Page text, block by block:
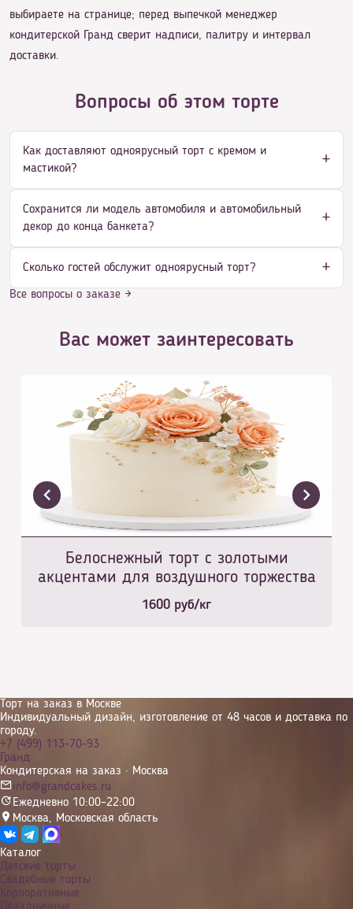
выбираете на странице; перед выпечкой менеджер
кондитерской Гранд сверит надписи, палитру и интервал
доставки.
Вопросы об этом торте
Как доставляют одноярусный торт с кремом и
мастикой?
Сохранится ли модель автомобиля и автомобильный
декор до конца банкета?
Сколько гостей обслужит одноярусный торт?
Все вопросы о заказе →
Вас может заинтересовать
Белоснежный торт с золотыми
акцентами для воздушного торжества
1600 руб/кг
Торт на заказ в Москве
Индивидуальный дизайн, изготовление от 48 часов и доставка по
городу.
+7 (499) 113-70-93
Гранд
Кондитерская на заказ · Москва
info@grandcakes.ru
Ежедневно 10:00–22:00
Москва, Московская область
Каталог
Детские торты
Свадебные торты
Корпоративные
Праздничные